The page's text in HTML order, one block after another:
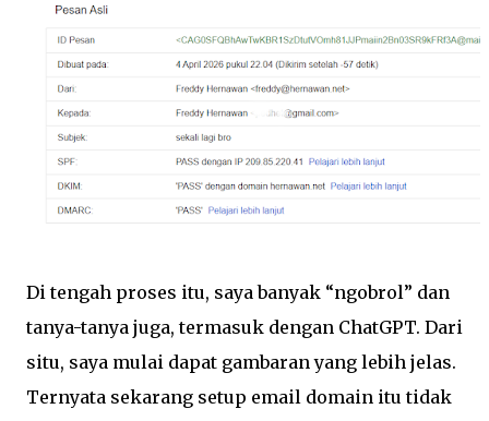
Di tengah proses itu, saya banyak “ngobrol” dan
tanya-tanya juga, termasuk dengan ChatGPT. Dari
situ, saya mulai dapat gambaran yang lebih jelas.
Ternyata sekarang setup email domain itu tidak